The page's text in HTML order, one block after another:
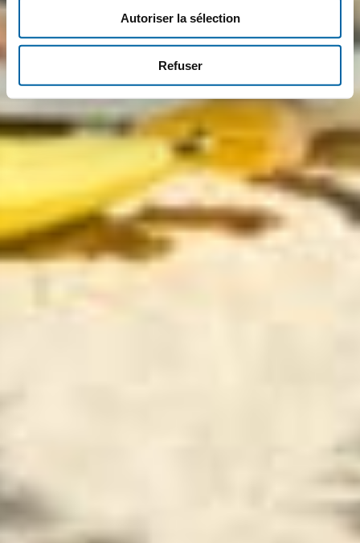
Autoriser la sélection
Refuser